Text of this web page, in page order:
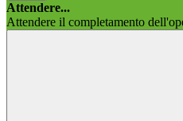
Attendere...
Attendere il completamento